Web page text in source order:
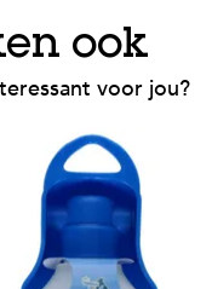
ook
voor jou?